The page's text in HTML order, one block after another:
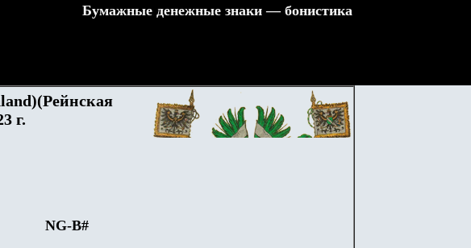
Бумажные денежные знаки — бонистика
г.
NG-B#